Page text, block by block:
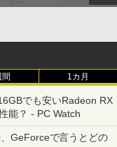
間 1カ月
でも安いRadeon RX
能？ - PC Watch
GeForceで言うとどの